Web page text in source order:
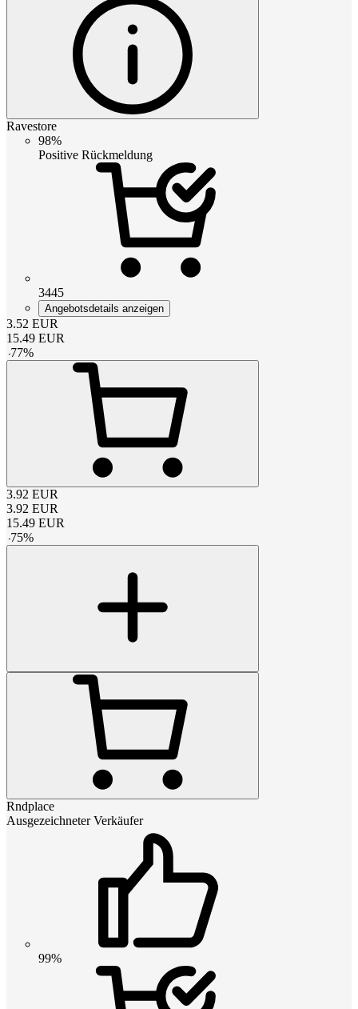
Ravestore
98%
Positive Rückmeldung
3445
Angebotsdetails anzeigen
3.52 EUR
15.49 EUR
-77%
3.92 EUR
3.92 EUR
15.49 EUR
-75%
Rndplace
Ausgezeichneter Verkäufer
99%